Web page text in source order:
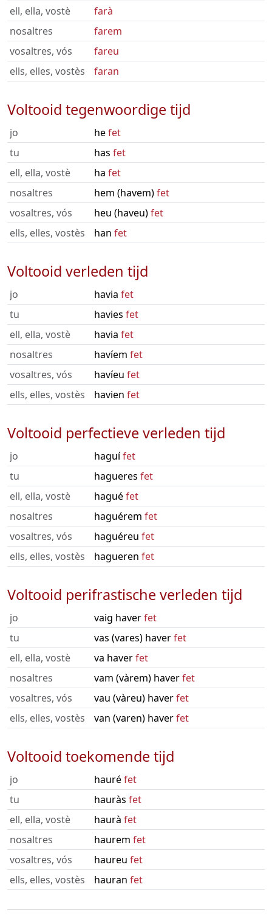
ell, ella, vostè
farà
nosaltres
farem
vosaltres, vós
fareu
ells, elles, vostès
faran
Voltooid tegenwoordige tijd
jo hefet
tu
has fet
ell, ella, vostè
ha fet
nosaltres
hem (havem)fet
vosaltres, vós
heu (haveu)fet
ells, elles, vostès
han fet
Voltooid verleden tijd
jo havia fet
tu
havies fet
ell, ella, vostè
havia fet
nosaltres
havíem fet
vosaltres, vós
havíeu fet
ells, elles, vostès
havien fet
Voltooid perfectieve verleden tijd
jo haguífet
tu
hagueres fet
ell, ella, vostè
haguéfet
nosaltres
haguérem fet
vosaltres, vós
haguéreu fet
ells, elles, vostès
hagueren fet
Voltooid perifrastische verleden tijd
jo vaig haverfet
tu
vas (vares) haverfet
ell, ella, vostè
va haverfet
nosaltres
vam (vàrem) haverfet
vosaltres, vós
vau (vàreu) haverfet
ells, elles, vostès
van (varen) haverfet
Voltooid toekomende tijd
jo hauréfet
tu
hauràs fet
ell, ella, vostè
haurà fet
nosaltres
haurem fet
vosaltres, vós
haureu fet
ells, elles, vostès
hauran fet